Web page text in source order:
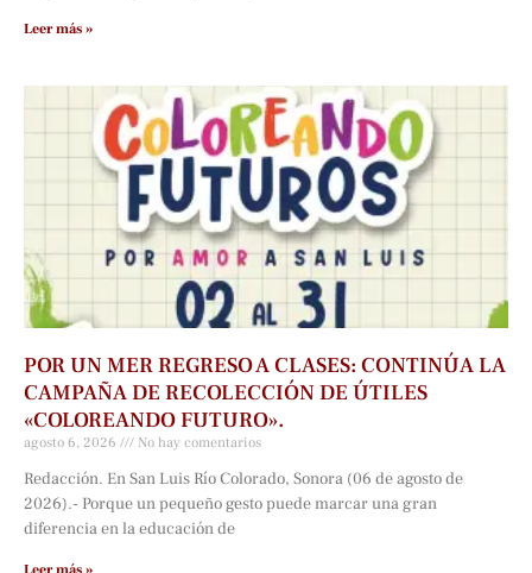
Leer más »
POR UN MER REGRESO A CLASES: CONTINÚA LA
CAMPAÑA DE RECOLECCIÓN DE ÚTILES
«COLOREANDO FUTURO».
agosto 6, 2026 No hay comentarios
Redacción. En San Luis Río Colorado, Sonora (06 de agosto de
2026).- Porque un pequeño gesto puede marcar una gran
diferencia en la educación de